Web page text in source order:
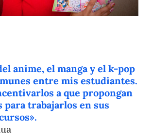
anime, el manga y el k-pop
entre mis estudiantes.
a que propongan
para trabajarlos en sus